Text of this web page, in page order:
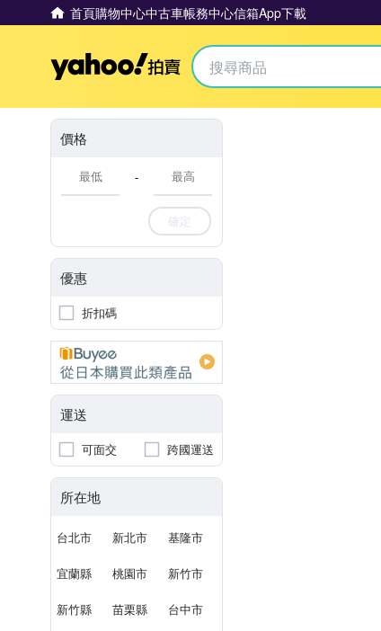
首頁購物中心中古車帳務中心信箱App下載
Yahoo拍賣
價格
-
確定
優惠
折扣碼
運送
可面交 跨國運送
所在地
台北市 新北市 基隆市
宜蘭縣 桃園市 新竹市
新竹縣 苗栗縣 台中市